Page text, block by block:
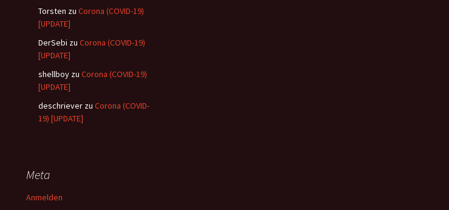
Torsten zu Corona (COVID-19)
[UPDATE]
DerSebi zu Corona (COVID-19)
[UPDATE]
shellboy zu Corona (COVID-19)
[UPDATE]
deschriever zu Corona (COVID-
19) [UPDATE]
Meta
Anmelden